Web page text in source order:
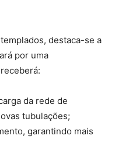
destaca-se a
por uma
da rede de
tubulações;
garantindo mais